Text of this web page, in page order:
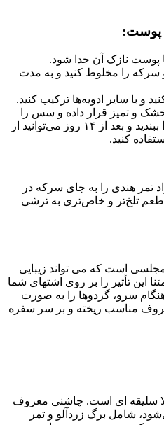
پوست:
و سرکه را مخلوط کنید و به مدت
و تمیز قرار داده و سس را
اضافه کنید. درب شیشه را ببندید و بعد از ۱۴ روز می‌توانید از
کنید.
تمر هندی را به جای سرکه در
تلخ‌تر و خاص‌تری به ترشی
است که می تواند زیبایی
این تأثیر را بر روی اشتهای شما
سرو، گردوها را به صورت
مناسب ریخته و بر سر سفره
سلیقه ای است. چاشنی معروف
شامل برگ‌‌‌‌‌‌‌‌‌‌‌‌‌‌‌‌‌‌‌‌‌‌‌‌‌‌‌‌‌‌‌‌‌‌‌‌‌‌‌‌‌‌‌‌‌ زردآلو و تمر